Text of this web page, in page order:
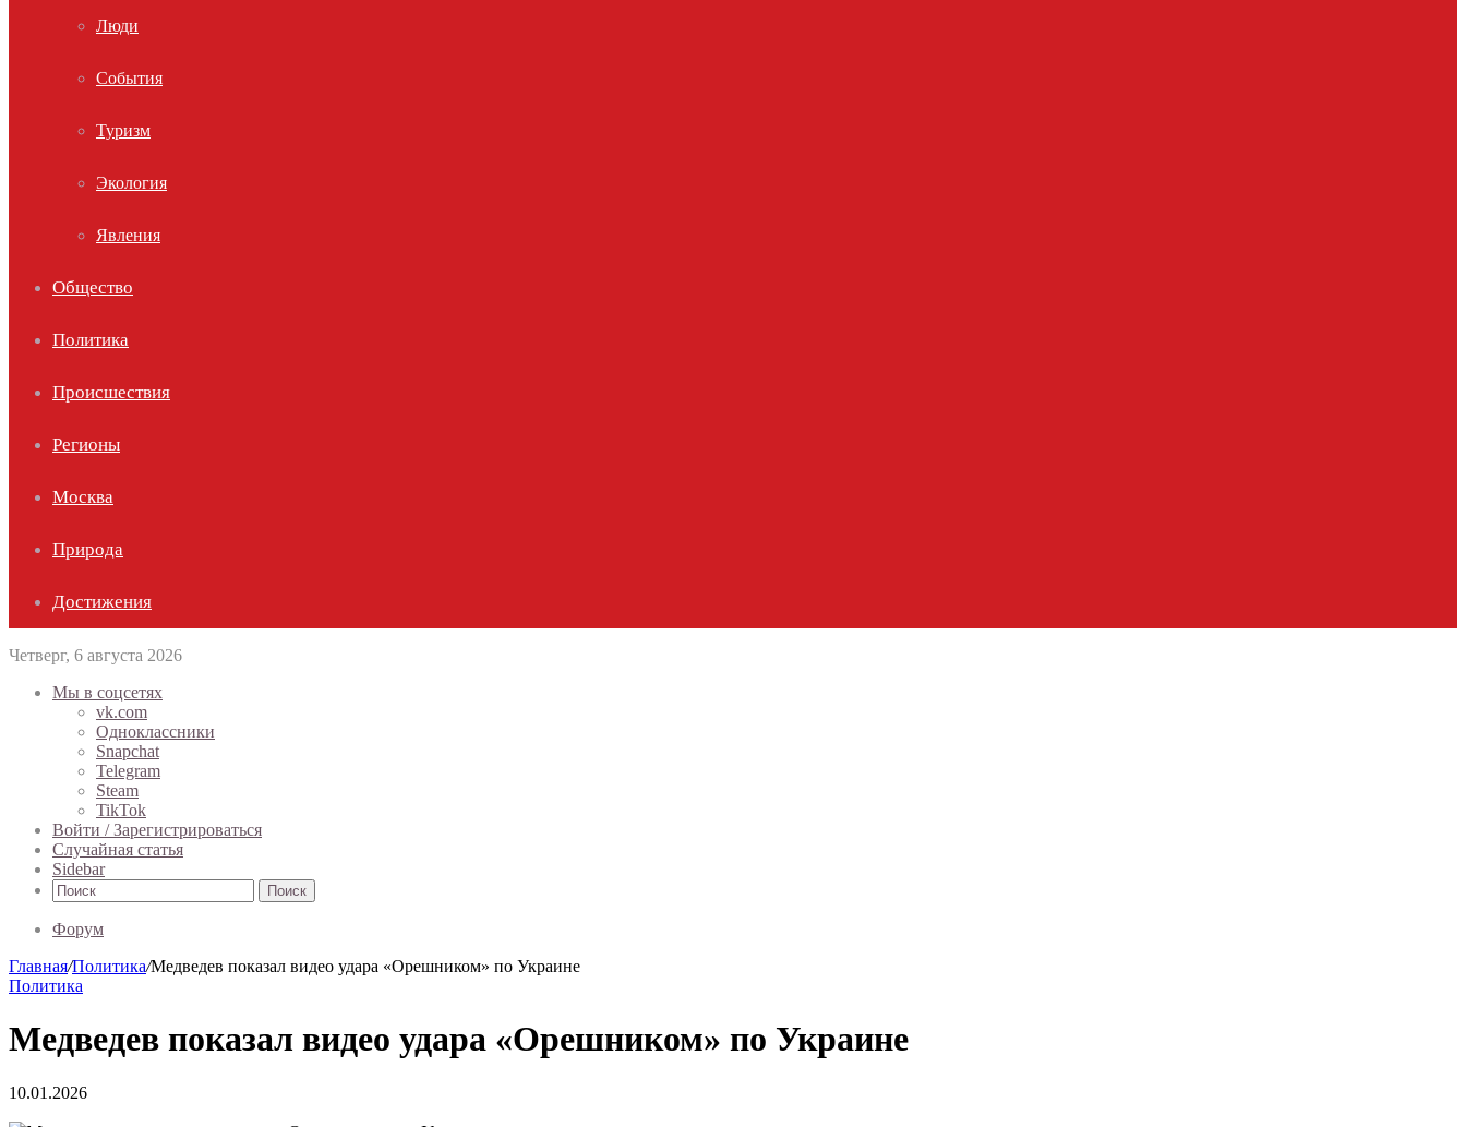
Люди
События
Туризм
Экология
Явления
Общество
Политика
Происшествия
Регионы
Москва
Природа
Достижения
Четверг, 6 августа 2026
Мы в соцсетях
vk.com
Одноклассники
Snapchat
Telegram
Steam
TikTok
Войти / Зарегистрироваться
Случайная статья
Sidebar
Поиск
Форум
Главная/Политика/Медведев показал видео удара «Орешником» по Украине
Политика
Медведев показал видео удара «Орешником» по Украине
10.01.2026